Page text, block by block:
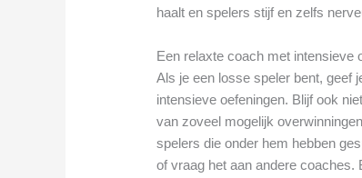
haalt en spelers stijf en zelfs
Een relaxte coach met intensieve
Als je een losse speler bent, geef
intensieve oefeningen. Blijf ook
van zoveel mogelijk
spelers die onder hem hebben
of vraag het aan andere coaches.